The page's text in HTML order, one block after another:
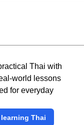
Thai with
world lessons
for everyday
Thai